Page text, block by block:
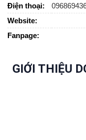
Điện thoại:
Website:
Fanpage:
GIỚI THIỆU